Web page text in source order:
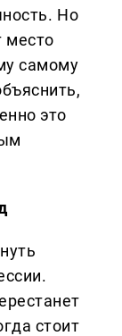
Но
место
самому
это
стоит